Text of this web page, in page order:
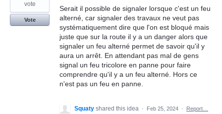
Serait il possible de signaler lorsque c'est un feu
alterné, car signaler des travaux ne veut pas
systématiquement dire que l'on est bloqué mais
juste que sur la route il y a un danger alors que
signaler un feu alterné permet de savoir qu'il y
aura un arrêt. En attendant pas mal de gens
signal un feu tricolore en panne pour faire
comprendre qu'il y a un feu alterné. Hors ce
n'est pas un feu en panne.
vote
Vote
Squaty shared this idea · Feb 25, 2024 · Report…